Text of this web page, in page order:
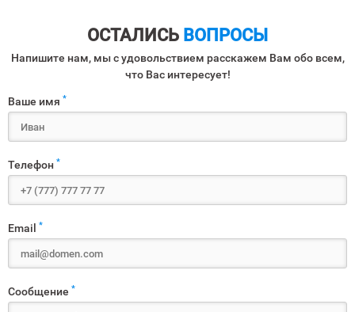
ОСТАЛИСЬ ВОПРОСЫ
Напишите нам, мы с удовольствием расскажем Вам обо всем,
что Вас интересует!
Ваше имя *
Телефон *
Email *
Сообщение *